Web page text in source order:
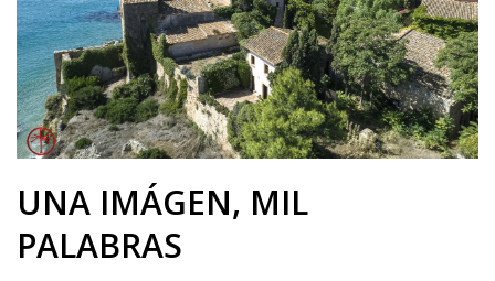
UNA IMÁGEN, MIL
PALABRAS